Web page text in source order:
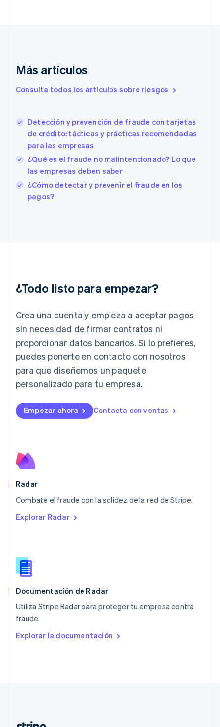
Más artículos
Consulta todos los artículos sobre riesgos
Detección y prevención de fraude con tarjetas
de crédito: tácticas y prácticas recomendadas
para las empresas
¿Qué es el fraude no malintencionado? Lo que
las empresas deben saber
¿Cómo detectar y prevenir el fraude en los
pagos?
¿Todo listo para empezar?
Crea una cuenta y empieza a aceptar pagos
sin necesidad de firmar contratos ni
proporcionar datos bancarios. Si lo prefieres,
puedes ponerte en contacto con nosotros
para que diseñemos un paquete
personalizado para tu empresa.
Empezar ahora Contacta con ventas
Radar
Combate el fraude con la solidez de la red de Stripe.
Explorar Radar
Documentación de Radar
Utiliza Stripe Radar para proteger tu empresa contra
fraude.
Explorar la documentación
Eslovenia
España
EnglishEspañol 简体中文
Estonia
Finlandia
EnglishSvenska
Francia
Gibraltar
English
Italia
Japón
日本語 English
Letonia
English
Liechtenstein
DeutschEnglish
Lituania
English
Luxemburgo
Malasia
English简体中文
Español
Noruega
Nueva Zelandia
English
Nederlands English
Português
RAE de Hong Kong, China
Reino Unido
República Checa
English
English